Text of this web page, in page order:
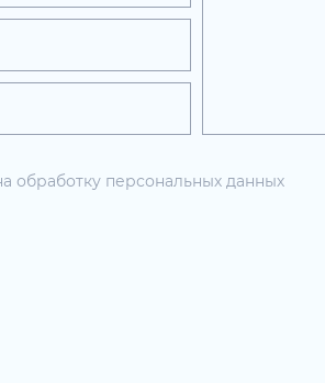
обработку персональных данных